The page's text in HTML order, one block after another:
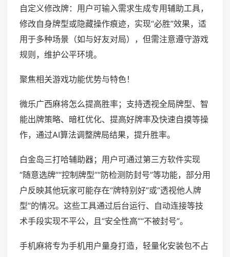
自定义修改牌：用户可输入需求生成专用辅助工具，
修改自身牌型或隐藏操作痕迹，实现“必胜”效果，适
用于多种场景（如与好友对局），但需注意遵守游戏
规则，维护公平环境。
聚焦相关游戏功能优势与特色！
微乐广西麻将怎么提高胜率；支持透视全局牌型、智
能出牌策略、暗杠优化、提高好牌率及快速自摸等操
作，通过AI算法调整牌局结果，提升胜率。
白金岛三打哈辅助器；用户可通过第三方软件实现
“随意选牌”“控制牌型”“防检测防封号”等功能，部分用
户反映其他玩家可能存在“牌特别好”或“透视他人牌
型”的情况。这些工具通过后台运行、自动连接等技
术手段实现不平公，且“安全性高”“不被封号”。
手机麻将专为手机用户量身打造，轻量化安装包不占